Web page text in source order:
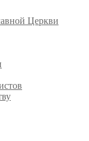
Церкви